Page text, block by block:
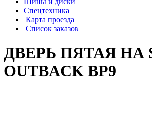
Шины и диски
Спецтехника
Карта проезда
Список заказов
ДВЕРЬ ПЯТАЯ НА
OUTBACK BP9